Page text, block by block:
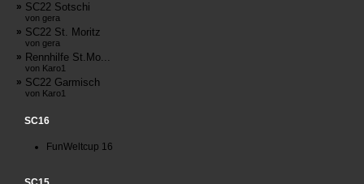
» SC22 Sotschi
von gera
» SC22 St. Moritz
von gera
» Rennhilfe St.Mo...
von Karo1
» SC22 Garmisch
von Karo1
SC16
FunWeltcup 16